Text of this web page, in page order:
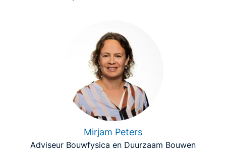
Mirjam Peters
Adviseur Bouwfysica en Duurzaam Bouwen